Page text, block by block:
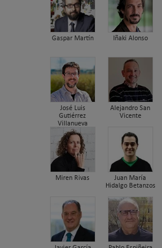
Gaspar Martín Iñaki Alonso
José Luis
Gutiérrez
Villanueva
Alejandro San
Vicente
Miren Rivas
Juan María
Hidalgo Betanzos